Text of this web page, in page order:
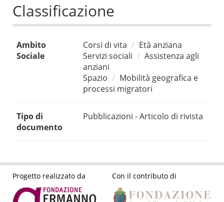
Classificazione
Ambito
Sociale
Corsi di vita
Età anziana
Servizi sociali
Assistenza agli
anziani
Spazio
Mobilità geografica e
processi migratori
Tipo di
documento
Pubblicazioni - Articolo di rivista
Progetto realizzato da Con il contributo di